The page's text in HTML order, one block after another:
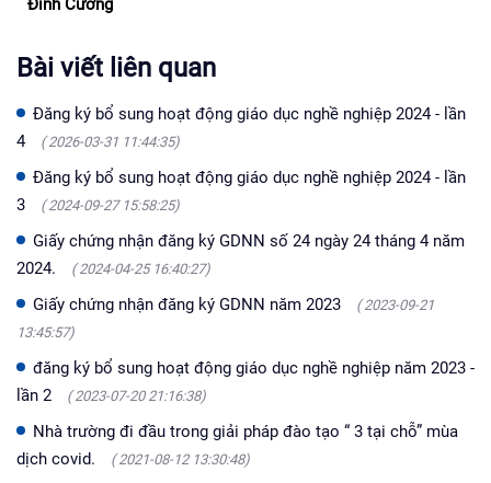
Đình Cường
Bài viết liên quan
Đăng ký bổ sung hoạt động giáo dục nghề nghiệp 2024 - lần
4
( 2026-03-31 11:44:35)
Đăng ký bổ sung hoạt động giáo dục nghề nghiệp 2024 - lần
3
( 2024-09-27 15:58:25)
Giấy chứng nhận đăng ký GDNN số 24 ngày 24 tháng 4 năm
2024.
( 2024-04-25 16:40:27)
Giấy chứng nhận đăng ký GDNN năm 2023
( 2023-09-21
13:45:57)
đăng ký bổ sung hoạt động giáo dục nghề nghiệp năm 2023 -
lần 2
( 2023-07-20 21:16:38)
Nhà trường đi đầu trong giải pháp đào tạo “ 3 tại chỗ” mùa
dịch covid.
( 2021-08-12 13:30:48)